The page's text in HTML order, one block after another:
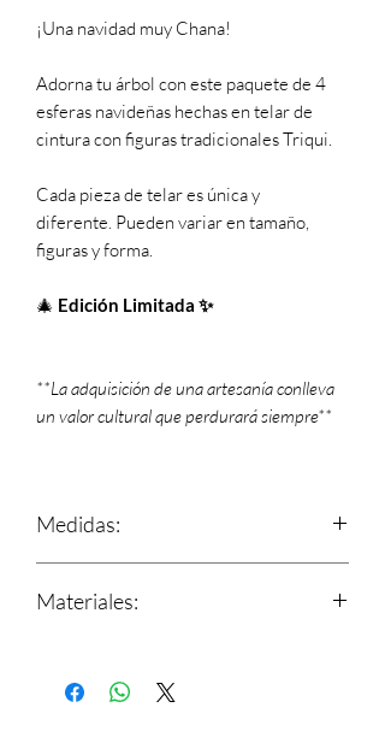
¡Una navidad muy Chana!
Adorna tu árbol con este paquete de 4
esferas navideñas hechas en telar de
cintura con figuras tradicionales Triqui.
Cada pieza de telar es única y
diferente. Pueden variar en tamaño,
figuras y forma.
🎄 Edición Limitada ✨
**La adquisición de una artesanía conlleva
un valor cultural que perdurará siempre**
Medidas:
9cm x 5cm
Materiales:
Base de manta